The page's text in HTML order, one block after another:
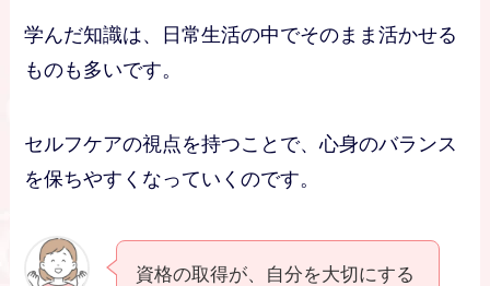
学んだ知識は、日常生活の中でそのまま活かせる
ものも多いです。
セルフケアの視点を持つことで、心身のバランス
を保ちやすくなっていくのです。
資格の取得が、自分を大切にする